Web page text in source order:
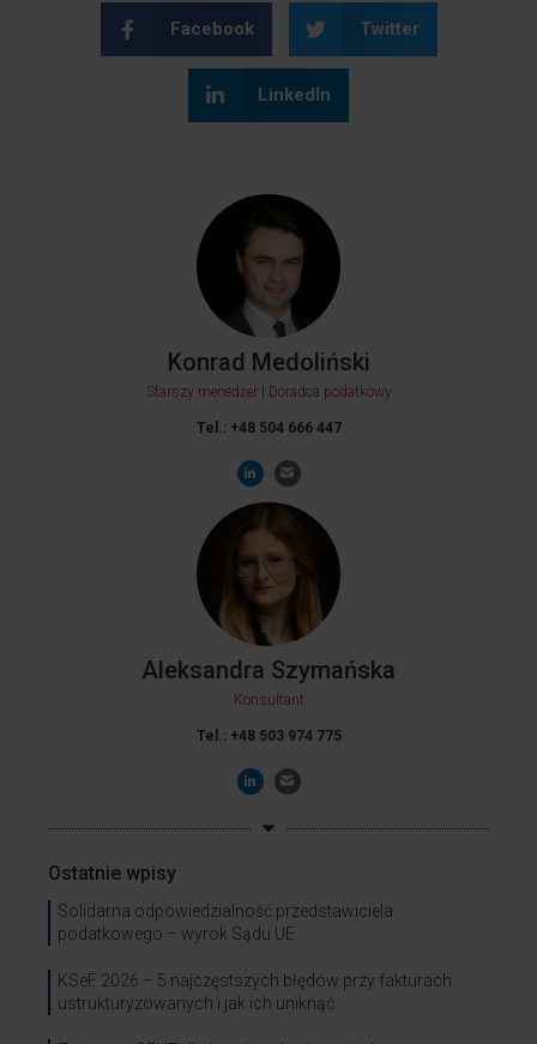
Facebook Twitter
LinkedIn
Konrad Medoliński
Starszy menedżer | Doradca podatkowy
Tel.: +48 504 666 447
Aleksandra Szymańska
Konsultant
Tel.: +48 503 974 775
Ostatnie wpisy
Solidarna odpowiedzialność przedstawiciela
podatkowego – wyrok Sądu UE
KSeF 2026 – 5 najczęstszych błędów przy fakturach
ustrukturyzowanych i jak ich uniknąć